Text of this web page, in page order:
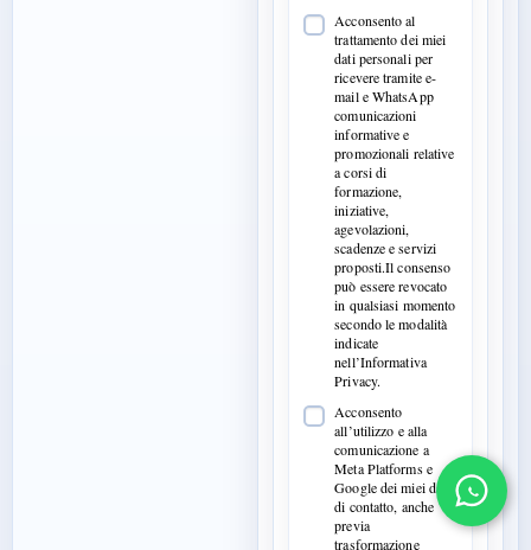
Acconsento al
trattamento dei miei
dati personali per
ricevere tramite e-
mail e WhatsApp
comunicazioni
informative e
promozionali relative
a corsi di
formazione,
iniziative,
agevolazioni,
scadenze e servizi
proposti.Il consenso
può essere revocato
in qualsiasi momento
secondo le modalità
indicate
nell’Informativa
Privacy.
Acconsento
all’utilizzo e alla
comunicazione a
Meta Platforms e
Google dei miei dati
di contatto, anche
previa
trasformazione